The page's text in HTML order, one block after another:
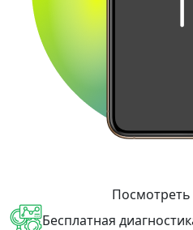
Бесплатная